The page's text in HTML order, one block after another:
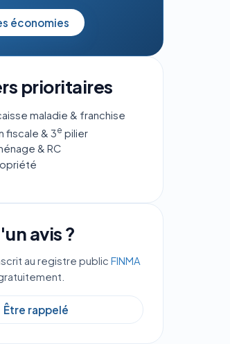
économies
prioritaires
maladie & franchise
fiscale & 3e pilier
& RC
avis ?
au registre public FINMA
Être rappelé